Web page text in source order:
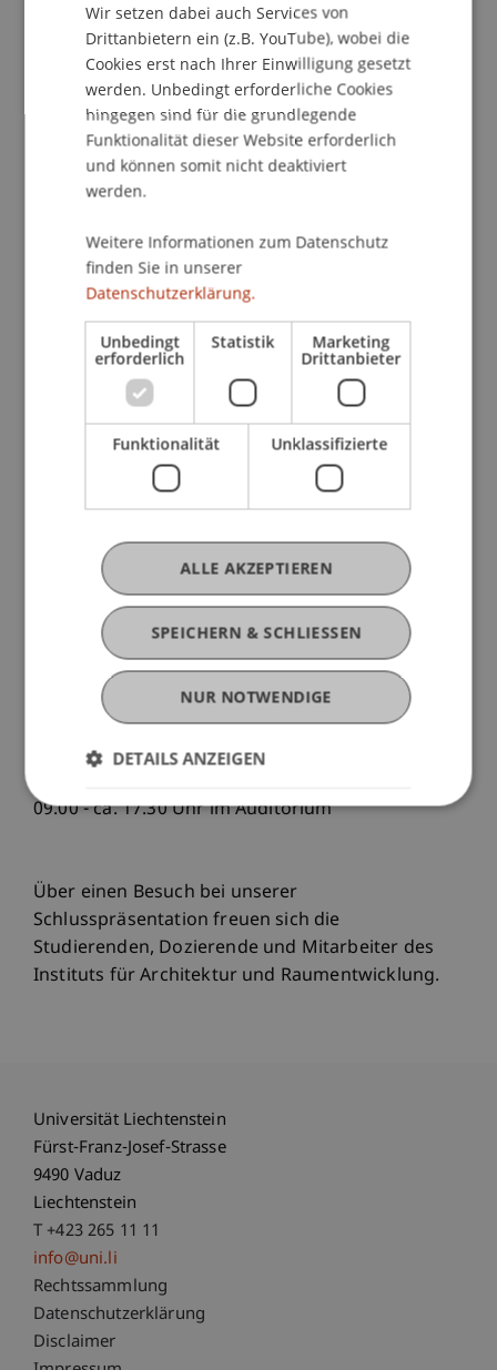
Dienstag, 21. Januar 2020
Basic Studio
Studio Brandl / Mackowitz
09.00 - ca. 17.30 Uhr im Atelier
Bachelorthesis
Alle Advanced Studios
Basic Studios
Studio Mair / Schwarz
Studio Mayer / Jüngling
09.00 - ca. 17.30 Uhr im Atelier
Advanced Studio
Studio Egg / Kaps
Masterthesis
Alle Advanced Studios
09.00 - ca. 17.30 Uhr im Auditorium
Donnerstag 23. Januar 2020
Masterthesis
09.00 - ca. 17.30 Uhr im Auditorium
Über einen Besuch bei unserer
Schlusspräsentation freuen sich die
Studierenden, Dozierende und Mitarbeiter des
Instituts für Architektur und Raumentwicklung.
Universität Liechtenstein
Fürst-Franz-Josef-Strasse
9490 Vaduz
Liechtenstein
T +423 265 11 11
info@uni.li
Fußzeile Rechtliche Hinweise
Rechtssammlung
Datenschutzerklärung
Disclaimer
Wir setzen dabei auch Services von
Drittanbietern ein (z.B. YouTube), wobei die
Cookies erst nach Ihrer Einwilligung gesetzt
werden. Unbedingt erforderliche Cookies
hingegen sind für die grundlegende
Funktionalität dieser Website erforderlich
und können somit nicht deaktiviert
werden.
Weitere Informationen zum Datenschutz
finden Sie in unserer
Datenschutzerklärung.
Unbedingt
erforderlich
Statistik Marketing
Drittanbieter
Funktionalität Unklassifizierte
SPEICHERN & SCHLIESSEN
ALLE AKZEPTIEREN
NUR NOTWENDIGE
DETAILS ANZEIGEN